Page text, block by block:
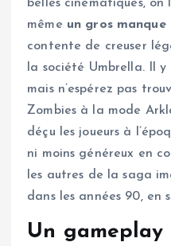
belles cinématiques,
même un gros
contente de creuser
la société Umbrella. Il
mais n’espérez pas
Zombies à la mode
déçu les joueurs à
ni moins généreux en
les autres de la saga
dans les années 90, en
Un gameplay